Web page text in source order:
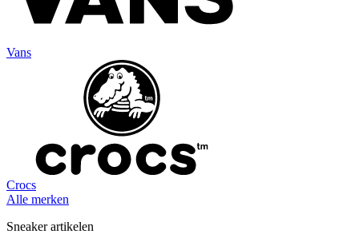
Vans
Crocs
Alle merken
Sneaker artikelen